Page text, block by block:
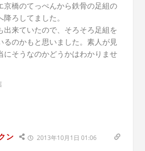
京橋のてっぺんから鉄骨の足組の
ろしてました。
出来ていたので、そろそろ足組を
るのかもと思いました。素人が見
にそうなのかどうかはわかりませ
ン 2013年10月1日 01:06